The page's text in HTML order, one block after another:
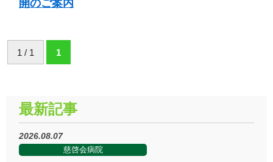
開のご案内
1 / 1 1
最新記事
2026.08.07
慈啓会病院